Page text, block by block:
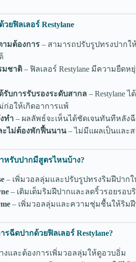
ยฟิลเลอร์ Restylane
ามต้องการ – สามารถปรับรูปทรงปากใ
มชาติ – ฟิลเลอร์ Restylane มีความยืด
รับการรับรองระดับสากล – Restylane
ก่อให้เกิดอาการแพ้
ทำ – ผลลัพธ์จะเห็นได้ชัดเจนทันทีหลัง
ะไม่ต้องพักฟื้นนาน– ไม่มีแผลเป็นและ
ำหรับปากมีสูตรไหนบ้าง?
– เพิ่มวอลลุ่มและปรับรูปทรงริมฝีปาก
– เติมเต็มริมฝีปากและลดริ้วรอยรอ
– เพิ่มวอลลุ่มและความชุ่มชื้นให้ริม
ฉีดปากด้วยฟิลเลอร์ Restylane?
งและต้องการเพิ่มวอลลุ่มให้ดูอวบอิ่ม